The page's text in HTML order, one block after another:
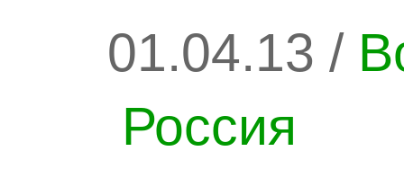
01.04.13 /
Россия